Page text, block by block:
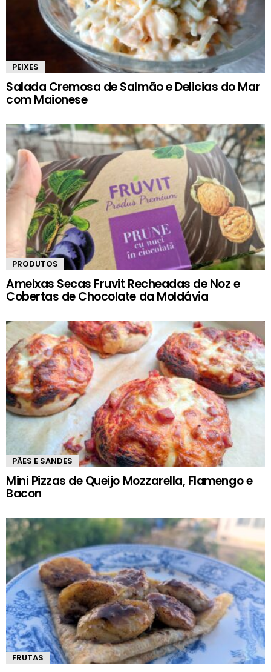
PEIXES
Salada Cremosa de Salmão e Delicias do Mar
com Maionese
PRODUTOS
Ameixas Secas Fruvit Recheadas de Noz e
Cobertas de Chocolate da Moldávia
PÃES E SANDES
Mini Pizzas de Queijo Mozzarella, Flamengo e
Bacon
FRUTAS